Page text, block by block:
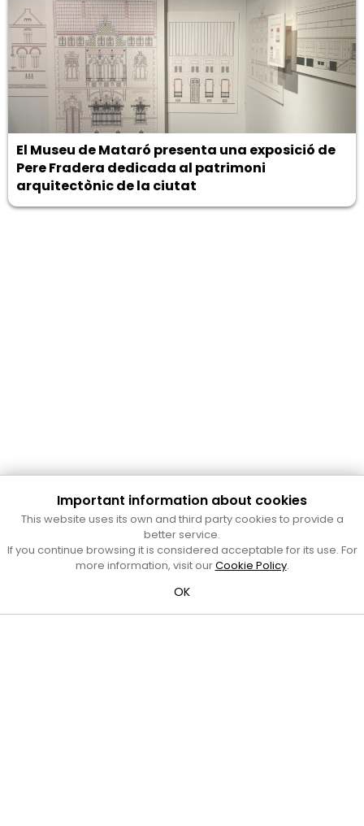
El Museu de Mataró presenta una exposició de
Pere Fradera dedicada al patrimoni
arquitectònic de la ciutat
Cultura Mataró
Ajuntament de Mataró
C. de Sant Josep, 9 (Mataró, 08302)
També podeu contactar-nos acultura@ajmataro.cato bé
Important information about cookies
This website uses its own and third party cookies to provide a
better service.
If you continue browsing it is considered acceptable for its use. For
more information, visit ourCookie Policy.
OK